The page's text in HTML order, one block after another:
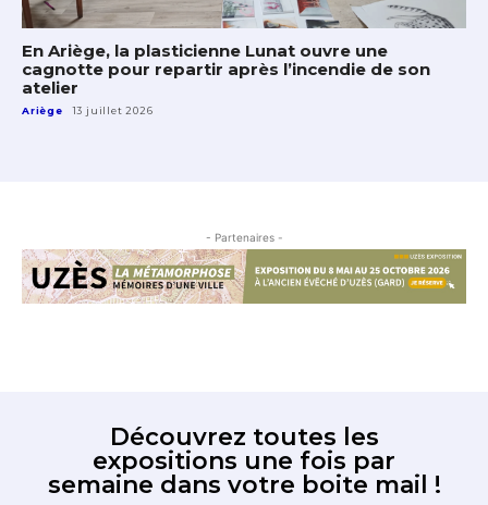
En Ariège, la plasticienne Lunat ouvre une
cagnotte pour repartir après l’incendie de son
atelier
Ariège 13 juillet 2026
- Partenaires -
Découvrez toutes les
expositions une fois par
semaine dans votre boite mail !